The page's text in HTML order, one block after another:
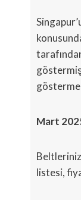
Mart
listesi,